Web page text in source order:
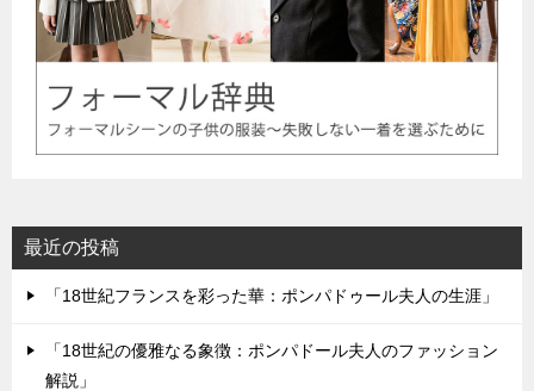
最近の投稿
「18世紀フランスを彩った華：ポンパドゥール夫人の生涯」
「18世紀の優雅なる象徴：ポンパドール夫人のファッション
解説」